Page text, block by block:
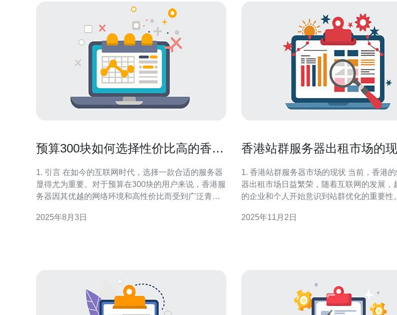
预算300块如何选择性价比高的香港
1. 引言 在如今的互联网时代，选择一款合适的服务器
显得尤为重要。对于预算在300块的用户来说，香港服
务器因其优越的网络环境和高性价比而受到广泛青
价比的香港服务器。 2. 香港服务器的优势 香港服务器
2025年8月3日
香港站群服务器出租市场的
1. 香港站群服务器市场的现状 当前，香港的站群服务
器出租市场日益繁荣，随着互联网的发展，
的企业和个人开始意识到站群优化的重要性
是对于SEO优化有着显著的效果。香港凭借
2025年11月2日